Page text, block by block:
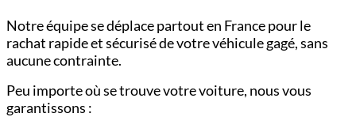
Notre équipe se déplace partout en France pour le
rachat rapide et sécurisé de votre véhicule gagé, sans
aucune contrainte.
Peu importe où se trouve votre voiture, nous vous
garantissons :